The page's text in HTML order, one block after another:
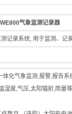
WE800气象监测记录器
记录系统, 用于监测、记
体化气象监测,报警,报告系
湿度,气压,太阳辐射,雨量